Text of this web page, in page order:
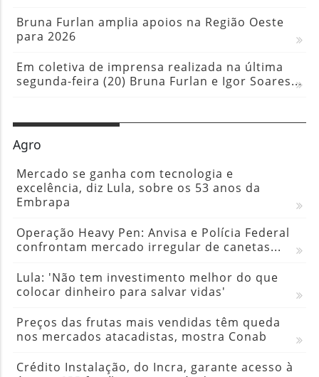
Bruna Furlan amplia apoios na Região Oeste
para 2026
Em coletiva de imprensa realizada na última
segunda-feira (20) Bruna Furlan e Igor Soares...
Agro
Mercado se ganha com tecnologia e
excelência, diz Lula, sobre os 53 anos da
Embrapa
Operação Heavy Pen: Anvisa e Polícia Federal
confrontam mercado irregular de canetas...
Lula: 'Não tem investimento melhor do que
colocar dinheiro para salvar vidas'
Preços das frutas mais vendidas têm queda
nos mercados atacadistas, mostra Conab
Crédito Instalação, do Incra, garante acesso à